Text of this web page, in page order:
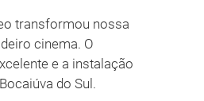
transformou nossa
cinema. O
e a instalação
do Sul.